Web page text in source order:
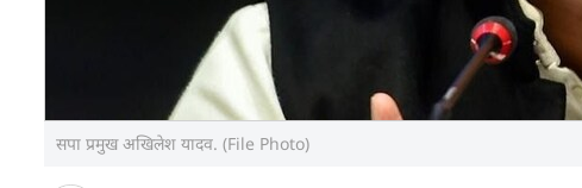
सपा प्रमुख अखिलेश यादव. (File Photo)